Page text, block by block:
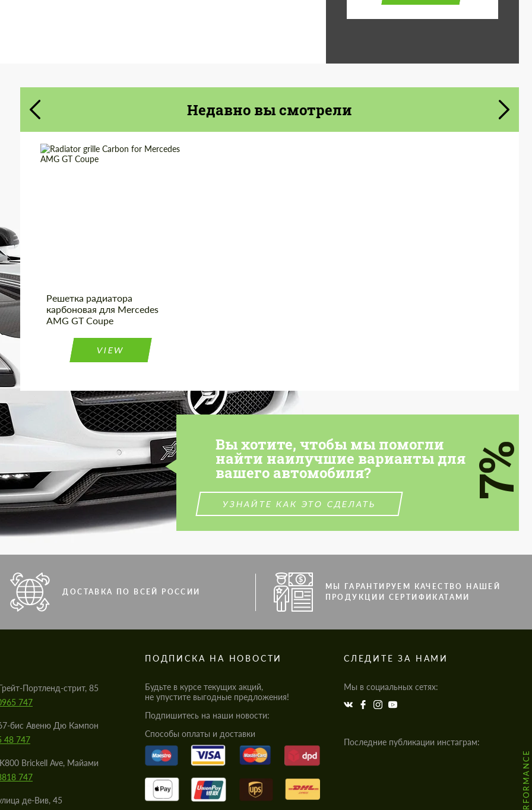
Недавно вы смотрели
Решетка радиатора
карбоновая для Mercedes
AMG GT Coupe
VIEW
Вы хотите, чтобы мы помогли
найти наилучшие варианты для
вашего автомобиля?
УЗНАЙТЕ КАК ЭТО СДЕЛАТЬ
7%
ДОСТАВКА ПО ВСЕЙ РОССИИ
МЫ ГАРАНТИРУЕМ КАЧЕСТВО НАШЕЙ
ПРОДУКЦИИ СЕРТИФИКАТАМИ
Портленд-стрит, 85
747
бис Авеню Дю Кампон
48 747
Brickell Ave, Майами
747
де-Вив, 45
ПОДПИСКА НА НОВОСТИ
Будьте в курсе текущих акций,
не упустите выгодные предложения!
Подпишитесь на наши новости:
Cпособы оплаты и доставки
СЛЕДИТЕ ЗА НАМИ
Мы в социальных сетях:
Последние публикации инстаграм:
Мы говорим на вашем языке
Мы говорим на вашем языке